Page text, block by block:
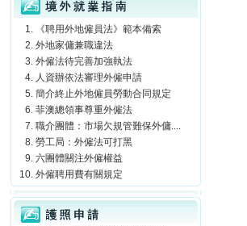
《聘用外地僱員法》範本備索
外地家傭兼職違法
外僱法待完善加強執法
人資辦依法審理外僱申請
簡介終止外地僱員勞動合同規定
菲澳總領事尊重外僱法
職介團體：市場欠規管難保外傭....
勞工局：外僱法可打黑
六團體關注外僱權益
外僱聘用費有關規定
護照申請